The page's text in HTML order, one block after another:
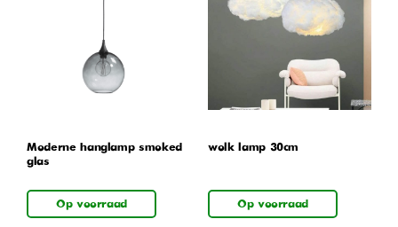
Moderne hanglamp smoked
glas
Op voorraad
wolk lamp 30cm
Op voorraad